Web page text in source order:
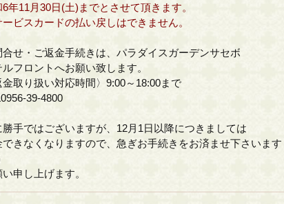
年11月30日(土)までとさせて頂きます。
ビスカードの払い戻しはできません。
合せ・ご返金手続きは、パラダイスガーデンサセボ
ルフロントへお願い致します。
金取り扱い対応時間〉9:00～18:00まで
39-4800
勝手ではございますが、12月1日以降につきましては
できなくなりますので、急ぎお手続きをお済ませ下さいます
申し上げます。